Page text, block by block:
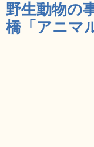
野生動物の
橋「アニマ